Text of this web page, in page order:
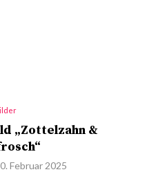
„Zottelzahn &
Februar 2025